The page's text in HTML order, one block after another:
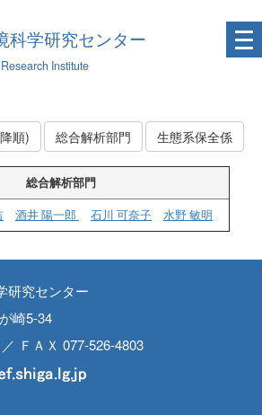
科学研究センター
Institute
順) 総合解析部門 生態系保全係
総合解析部門
酒井 陽一郎 石川 可奈子 水野 敏明
研究センター
崎5-34
ＦＡＸ 077-526-4803